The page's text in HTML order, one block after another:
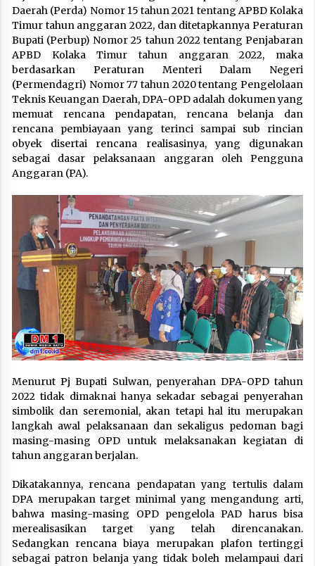
Daerah (Perda) Nomor 15 tahun 2021 tentang APBD Kolaka
Timur tahun anggaran 2022, dan ditetapkannya Peraturan
Bupati (Perbup) Nomor 25 tahun 2022 tentang Penjabaran
APBD Kolaka Timur tahun anggaran 2022, maka
berdasarkan Peraturan Menteri Dalam Negeri
(Permendagri) Nomor 77 tahun 2020 tentang Pengelolaan
Teknis Keuangan Daerah, DPA-OPD adalah dokumen yang
memuat rencana pendapatan, rencana belanja dan
rencana pembiayaan yang terinci sampai sub rincian
obyek disertai rencana realisasinya, yang digunakan
sebagai dasar pelaksanaan anggaran oleh Pengguna
Anggaran (PA).
Menurut Pj Bupati Sulwan, penyerahan DPA-OPD tahun
2022 tidak dimaknai hanya sekadar sebagai penyerahan
simbolik dan seremonial, akan tetapi hal itu merupakan
langkah awal pelaksanaan dan sekaligus pedoman bagi
masing-masing OPD untuk melaksanakan kegiatan di
tahun anggaran berjalan.
Dikatakannya, rencana pendapatan yang tertulis dalam
DPA merupakan target minimal yang mengandung arti,
bahwa masing-masing OPD pengelola PAD harus bisa
merealisasikan target yang telah direncanakan.
Sedangkan rencana biaya merupakan plafon tertinggi
sebagai patron belanja yang tidak boleh melampaui dari